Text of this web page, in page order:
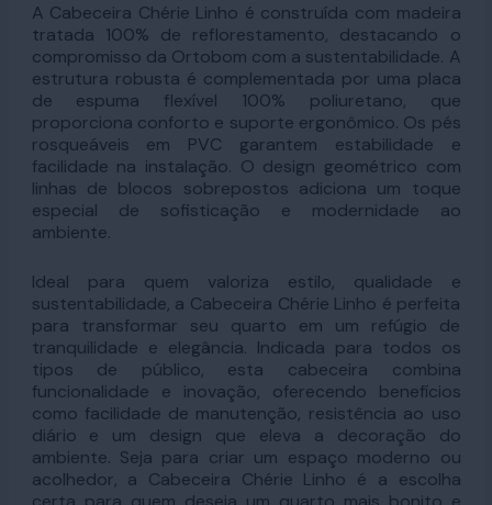
A Cabeceira Chérie Linho é construída com madeira
tratada 100% de reflorestamento, destacando o
compromisso da Ortobom com a sustentabilidade. A
estrutura robusta é complementada por uma placa
de espuma flexível 100% poliuretano, que
proporciona conforto e suporte ergonômico. Os pés
rosqueáveis em PVC garantem estabilidade e
facilidade na instalação. O design geométrico com
linhas de blocos sobrepostos adiciona um toque
especial de sofisticação e modernidade ao
ambiente.
Ideal para quem valoriza estilo, qualidade e
sustentabilidade, a Cabeceira Chérie Linho é perfeita
para transformar seu quarto em um refúgio de
tranquilidade e elegância. Indicada para todos os
tipos de público, esta cabeceira combina
funcionalidade e inovação, oferecendo benefícios
como facilidade de manutenção, resistência ao uso
diário e um design que eleva a decoração do
ambiente. Seja para criar um espaço moderno ou
acolhedor, a Cabeceira Chérie Linho é a escolha